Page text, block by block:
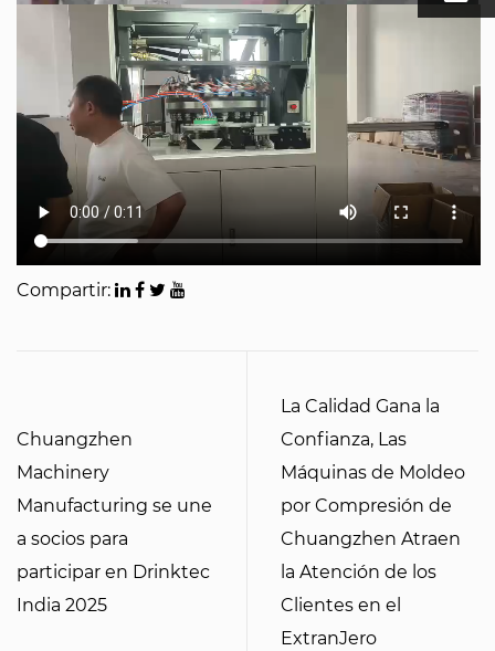
Compartir:
Chuangzhen
Machinery
Manufacturing se une
a socios para
participar en Drinktec
India 2025
La Calidad Gana la
Confianza, Las
Máquinas de Moldeo
por Compresión de
Chuangzhen Atraen
la Atención de los
Clientes en el
ExtranJero